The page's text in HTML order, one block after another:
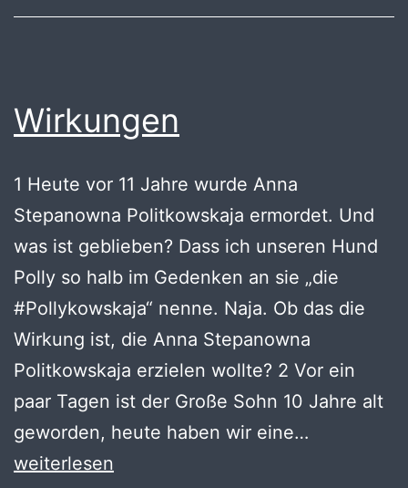
Wirkungen
1 Heute vor 11 Jahre wurde Anna
Stepanowna Politkowskaja ermordet. Und
was ist geblieben? Dass ich unseren Hund
Polly so halb im Gedenken an sie „die
#Pollykowskaja“ nenne. Naja. Ob das die
Wirkung ist, die Anna Stepanowna
Politkowskaja erzielen wollte? 2 Vor ein
paar Tagen ist der Große Sohn 10 Jahre alt
geworden, heute haben wir eine…
weiterlesen